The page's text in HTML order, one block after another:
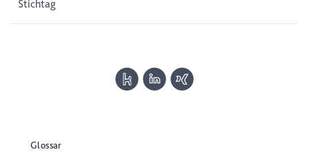
Stichtag
Glossar